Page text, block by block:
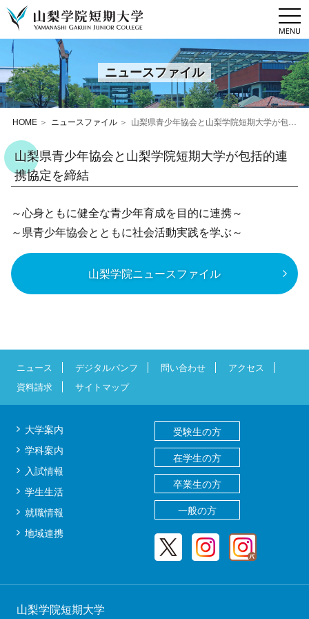
ニュースファイル
HOME ニュースファイル 山梨県青少年協会と山梨学院短期大学が包括的連携協定を締結
山梨県青少年協会と山梨学院短期大学が包括的連
携協定を締結
～心身ともに健全な青少年育成を目的に連携～
～県青少年協会とともに社会活動実践を学ぶ～
山梨学院ニュースファイル
ニュース デジタルパンフ 問い合わせ
アクセス
資料請求
サイトマップ
大学案内
学科案内
入試情報
学生生活
就職情報
地域連携
受験生の方
在学生の方
卒業生の方
一般の方
山梨学院短期大学